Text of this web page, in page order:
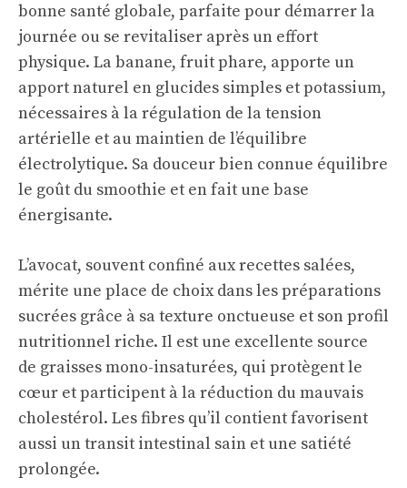
bonne santé globale, parfaite pour démarrer la
journée ou se revitaliser après un effort
physique. La banane, fruit phare, apporte un
apport naturel en glucides simples et potassium,
nécessaires à la régulation de la tension
artérielle et au maintien de l’équilibre
électrolytique. Sa douceur bien connue équilibre
le goût du smoothie et en fait une base
énergisante.
L’avocat, souvent confiné aux recettes salées,
mérite une place de choix dans les préparations
sucrées grâce à sa texture onctueuse et son profil
nutritionnel riche. Il est une excellente source
de graisses mono-insaturées, qui protègent le
cœur et participent à la réduction du mauvais
cholestérol. Les fibres qu’il contient favorisent
aussi un transit intestinal sain et une satiété
prolongée.